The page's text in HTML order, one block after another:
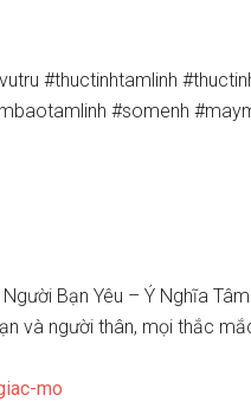
#thuctinhtamlinh
#somenh
Bạn Yêu – Ý Nghĩa Tâm
và người thân, mọi thắc
mo